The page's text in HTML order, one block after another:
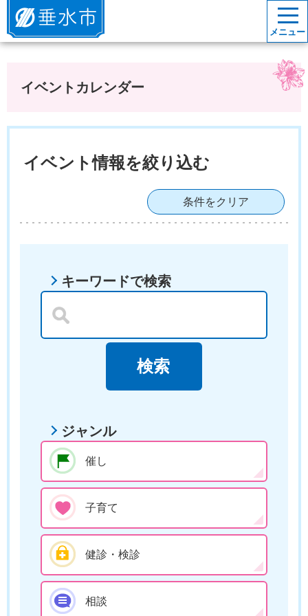
垂水市
メニュー
イベントカレンダー
イベント情報を絞り込む
条件をクリア
キーワードで検索
ジャンル
催し
子育て
健診・検診
相談